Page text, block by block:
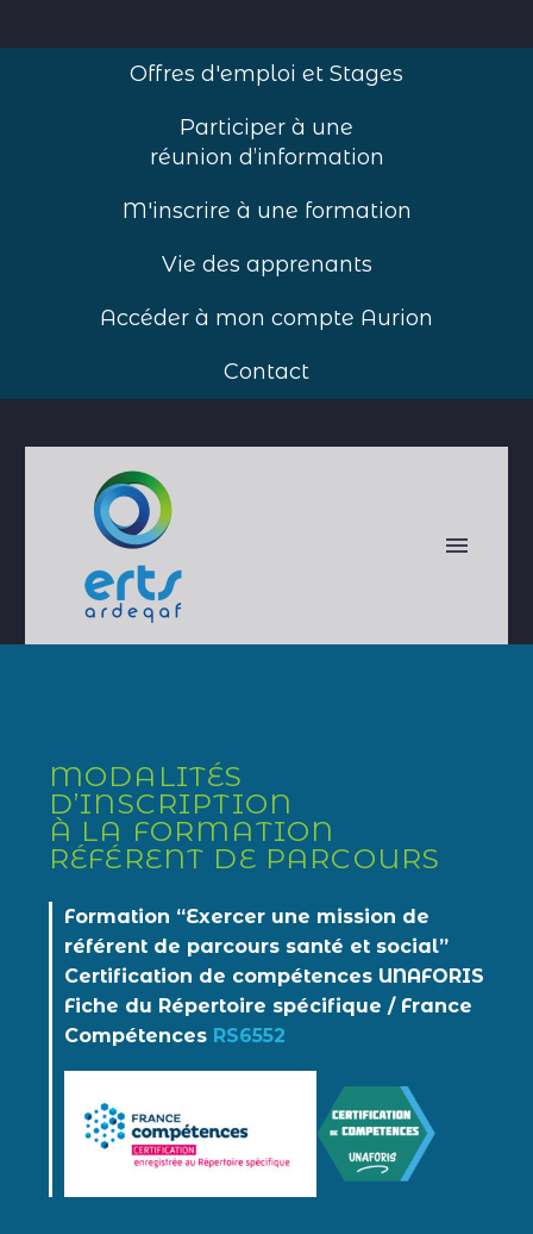
Offres d'emploi et Stages
Participer à une
réunion d’information
M'inscrire à une formation
Vie des apprenants
Accéder à mon compte Aurion
Contact
l'ERTS>S’inscrire à la formation
Référent de parcours
MODALITÉS
D’INSCRIPTION
À LA FORMATION
RÉFÉRENT DE PARCOURS
Formation “Exercer une mission de
référent de parcours santé et social”
Certification de compétences UNAFORIS
Fiche du Répertoire spécifique / France
Compétences RS6552